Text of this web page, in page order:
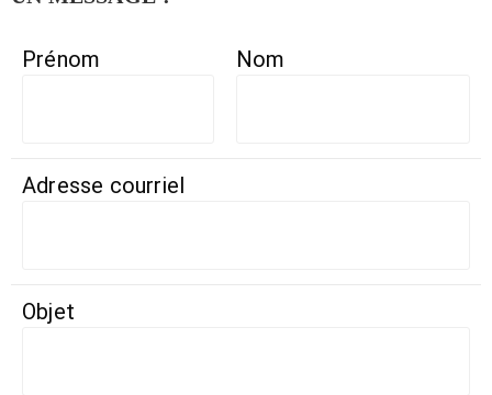
Prénom Nom
Adresse courriel
Objet